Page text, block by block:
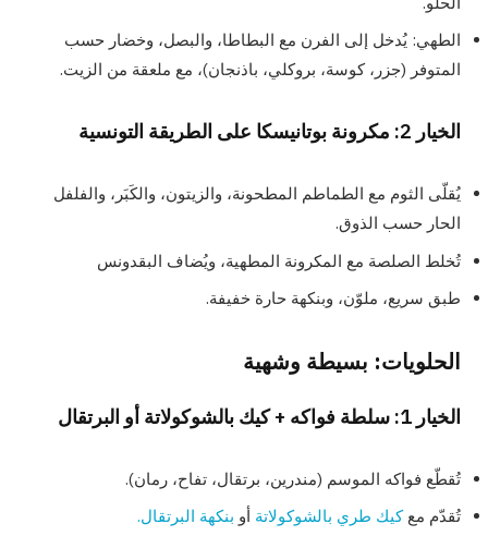
الطهي: يُدخل إلى الفرن مع البطاطا، والبصل، وخضار حسب
المتوفر (جزر، كوسة، بروكلي، باذنجان)، مع ملعقة من الزيت.
الخيار 2: مكرونة بوتانيسكا على الطريقة التونسية
يُقلّى الثوم مع الطماطم المطحونة، والزيتون، والكَبَر، والفلفل
الحار حسب الذوق.
تُخلط الصلصة مع المكرونة المطهية، ويُضاف البقدونس
طبق سريع، ملوّن، وبنكهة حارة خفيفة.
الحلويات: بسيطة وشهية
الخيار 1: سلطة فواكه + كيك بالشوكولاتة أو البرتقال
تُقطّع فواكه الموسم (مندرين، برتقال، تفاح، رمان).
تُقدّم مع كيك طري بالشوكولاتة أو بنكهة البرتقال.